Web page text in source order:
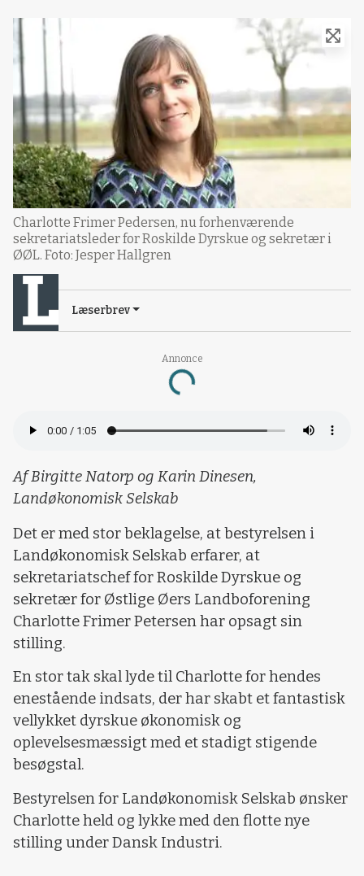
Annonce
Loading...
Charlotte Frimer Pedersen, nu forhenværende
sekretariatsleder for Roskilde Dyrskue og sekretær i
ØØL. Foto: Jesper Hallgren
Læserbrev
Af Birgitte Natorp og Karin Dinesen,
Landøkonomisk Selskab
Det er med stor beklagelse, at bestyrelsen i
Landøkonomisk Selskab erfarer, at
sekretariatschef for Roskilde Dyrskue og
sekretær for Østlige Øers Landboforening
Charlotte Frimer Petersen har opsagt sin
stilling.
En stor tak skal lyde til Charlotte for hendes
enestående indsats, der har skabt et fantastisk
vellykket dyrskue økonomisk og
oplevelsesmæssigt med et stadigt stigende
besøgstal.
Bestyrelsen for Landøkonomisk Selskab ønsker
Charlotte held og lykke med den flotte nye
stilling under Dansk Industri.